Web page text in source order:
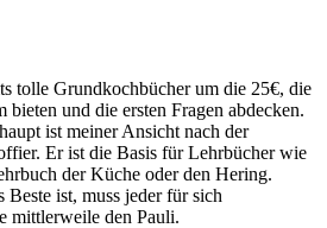
tolle Grundkochbücher um die 25€, die
bieten und die ersten Fragen abdecken.
ist meiner Ansicht nach der
Er ist die Basis für Lehrbücher wie
der Küche oder den Hering.
Beste ist, muss jeder für sich
mittlerweile den Pauli.